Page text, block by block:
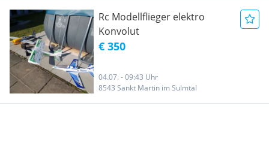
Rc Modellflieger elektro
Konvolut
€ 350
04.07. - 09:43 Uhr
8543 Sankt Martin im Sulmtal